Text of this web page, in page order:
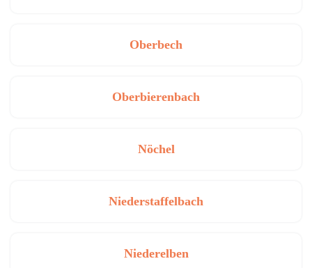
Oberbech
Oberbierenbach
Nöchel
Niederstaffelbach
Niederelben